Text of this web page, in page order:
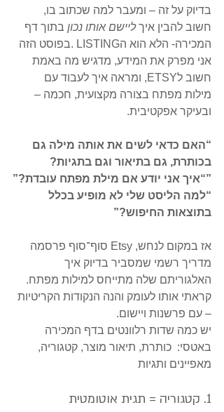
בדיוק על זה – ומעבר למה שכתוב בו,
חשוב להבין איך ליישם אותו נכון בתוך דף
המכירה- הלא הוא הLISTING .בפוסט הזה
אני מפרק את המידע, מדגיש מה באמת
חשוב לETSY, ומראה איך לעבוד עם
מילות מפתח בצורה מקצועית, חכמה –
ובעיקר אפקטיבית.
“האם כדאי לשים את אותה מילה גם
בכותרת, גם בתיאור וגם בתגיות?
”“איך אני יודע אם מילת מפתח עובדת?”
“למה הליסט שלי לא מופיע בכלל
בתוצאות החיפוש?”
אז במקום לנחש, Etsy סוף־סוף פרסמה
מדריך רשמי שמסביר בדיוק איך
האלגוריתם שלה מתייחס למילות מפתח.
קראתי אותו לעומק והנה הנקודות הקריטיות
– עם פרשנות ויישום.
יש כמה שדות רלוונטים בדף המכירה
באטסי:  כותרת, תיאור מוצר, קטגוריה,
מאפיינים ותגיות
1. קטגוריה = תגית אוטומטית